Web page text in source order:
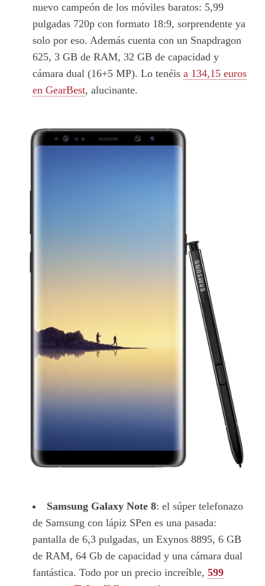
nuevo campeón de los móviles baratos: 5,99
pulgadas 720p con formato 18:9, sorprendente ya
solo por eso. Además cuenta con un Snapdragon
625, 3 GB de RAM, 32 GB de capacidad y
cámara dual (16+5 MP). Lo tenéis a 134,15 euros
en GearBest, alucinante.
Samsung Galaxy Note 8: el súper telefonazo
de Samsung con lápiz SPen es una pasada:
pantalla de 6,3 pulgadas, un Exynos 8895, 6 GB
de RAM, 64 Gb de capacidad y una cámara dual
fantástica. Todo por un precio increíble, 599